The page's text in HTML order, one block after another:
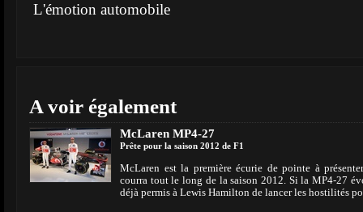
L'émotion automobile
A voir également
McLaren MP4-27
Prête pour la saison 2012 de F1
McLaren est la première écurie de pointe à
courra tout le long de la saison 2012. Si la MP4-27
déjà permis à Lewis Hamilton de lancer les hostilités